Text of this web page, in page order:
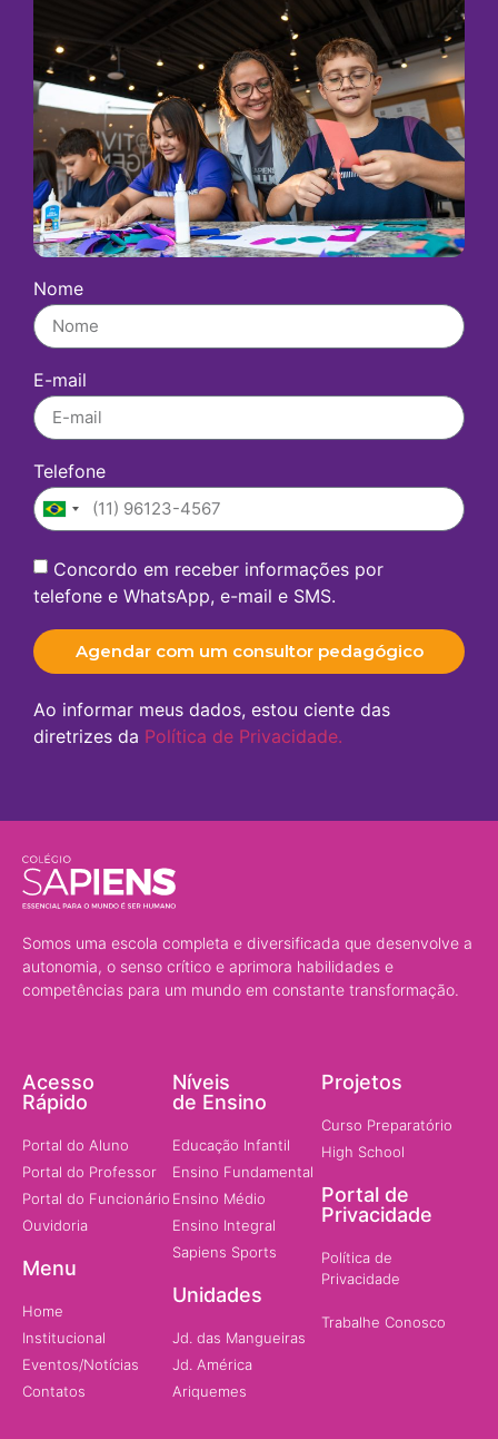
Nome
E-mail
Telefone
Brazil
Concordo em receber informações por
telefone e WhatsApp, e-mail e SMS.
Agendar com um consultor pedagógico
Ao informar meus dados, estou ciente das
diretrizes da Política de Privacidade.
Somos uma escola completa e diversificada que desenvolve a
autonomia, o senso crítico e aprimora habilidades e
competências para um mundo em constante transformação.
Acesso
Rápido
Portal do Aluno
Portal do Professor
Portal do Funcionário
Ouvidoria
Menu
Home
Institucional
Eventos/Notícias
Contatos
Níveis
de Ensino
Educação Infantil
Ensino Fundamental
Ensino Médio
Ensino Integral
Sapiens Sports
Unidades
Jd. das Mangueiras
Jd. América
Ariquemes
Projetos
Curso Preparatório
High School
Portal de
Privacidade
Política de
Privacidade
Trabalhe Conosco